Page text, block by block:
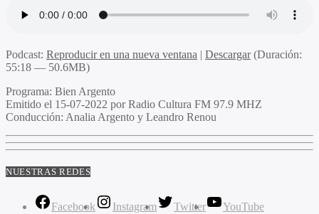
Podcast: Reproducir en una nueva ventana | Descargar(Duración:
55:18 — 50.6MB)
Programa: Bien Argento
Emitido el 15-07-2022 por Radio Cultura FM 97.9 MHZ
Conducción: Analia Argento y Leandro Renou
NUESTRAS REDES
Facebook Instagram Twitter
YouTube